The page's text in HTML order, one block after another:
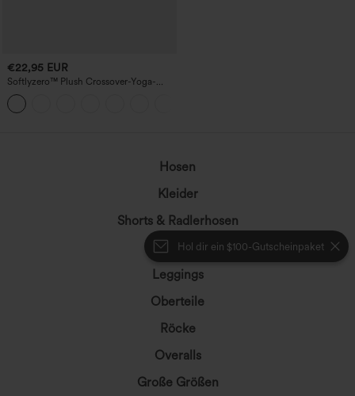
Hol dir ein $100-Gutscheinpaket
€22,95 EUR
Softlyzero™ Plush Crossover-Yoga-
Bikershorts mit hoher Taille und
Seitentasche, 17,8 cm-UPF50+
Hosen
Kleider
Shorts & Radlerhosen
Jeansstoff
Leggings
Oberteile
Röcke
Overalls
Große Größen